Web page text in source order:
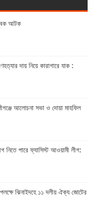
আটক
দায় নিয়ে কারাগারে যাক :
আলোচনা সভা ও দোয়া মাহফিল
নিতে পারে ফ্যাসিস্ট আওয়ামী লীগ:
ঝিনাইদহে ১১ দলীয় ঐক্য জোটের